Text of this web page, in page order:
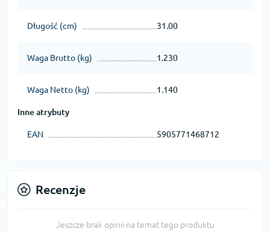
Długość (cm) 31.00
Waga Brutto (kg) 1.230
Waga Netto (kg) 1.140
Inne atrybuty
EAN 5905771468712
Recenzje
Jeszcze brak opinii na temat tego produktu